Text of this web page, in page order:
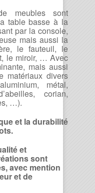
meubles sont
table basse à la
par la console,
mais aussi la
le fauteuil, le
le miroir, … Avec
mais aussi
matériaux divers
métal,
corian,
…).
et la durabilité
et
sont
avec mention
et de